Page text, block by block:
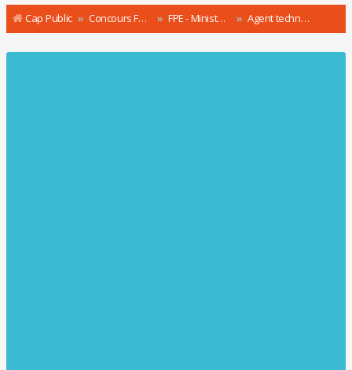
Cap Public Concours Fonction Publique : le Forum FPE - Ministère de l'Action et des Comptes Publics Concours & recrutement Agent technique des finances publiques